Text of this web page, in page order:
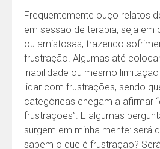
Frequentemente ouço relatos
em sessão de terapia, seja em
ou amistosas, trazendo
frustração. Algumas até
inabilidade ou mesmo
lidar com frustrações, sendo
categóricas chegam a afirmar
frustrações”. E algumas
surgem em minha mente: será
sabem o que é frustração?